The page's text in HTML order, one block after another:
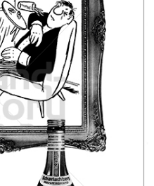
Weinbrennerei, Wiesbaden